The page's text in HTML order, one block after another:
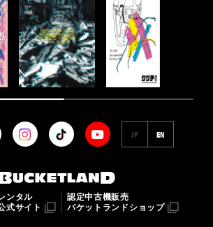
JP EN
ンタル
式サイト
認定中古機販売
バケットランドショップ